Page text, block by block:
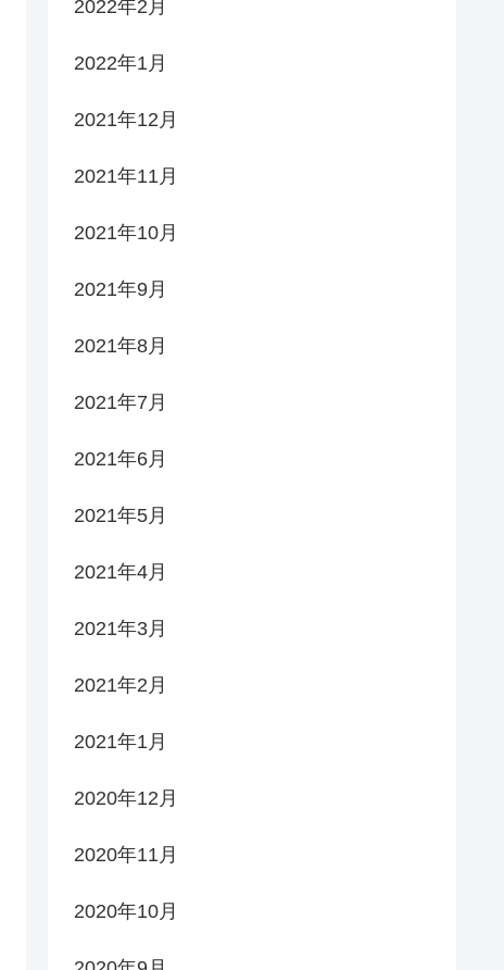
2022年2月
2022年1月
2021年12月
2021年11月
2021年10月
2021年9月
2021年8月
2021年7月
2021年6月
2021年5月
2021年4月
2021年3月
2021年2月
2021年1月
2020年12月
2020年11月
2020年10月